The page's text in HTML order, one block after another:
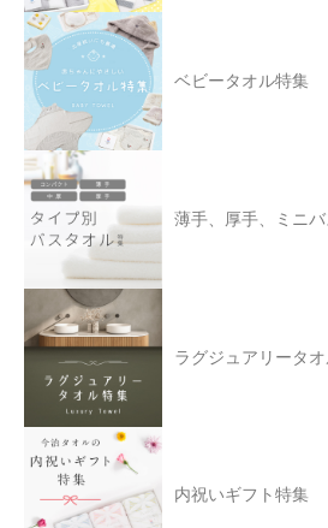
ベビータオル特集
薄手、厚手、ミニ
ラグジュアリータ
内祝いギフト特集